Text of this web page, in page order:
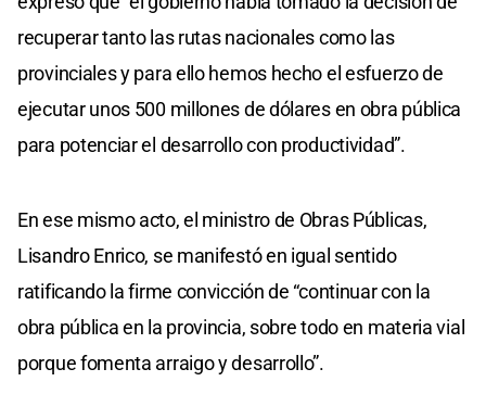
recuperar tanto las rutas nacionales como las
provinciales y para ello hemos hecho el esfuerzo de
ejecutar unos 500 millones de dólares en obra pública
para potenciar el desarrollo con productividad”.
En ese mismo acto, el ministro de Obras Públicas,
Lisandro Enrico, se manifestó en igual sentido
ratificando la firme convicción de “continuar con la
obra pública en la provincia, sobre todo en materia vial
porque fomenta arraigo y desarrollo”.